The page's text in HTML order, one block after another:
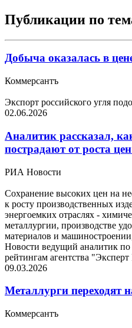
Публикации по
Добыча оказалась в
Коммерсантъ
Экспорт российского угля
02.06.2026
Аналитик рассказал,
пострадают от роста
РИА Новости
Сохранение высоких цен на
к росту производственных
энергоемких отраслях -
металлургии, производстве
материалов и
Новости ведущий аналитик
рейтингам агентства
09.03.2026
Металлурги переходят
Коммерсантъ